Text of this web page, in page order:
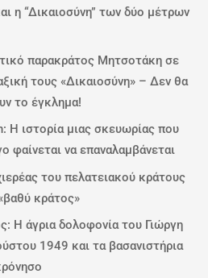
η “Δικαιοσύνη” των δύο μέτρων
παρακράτος Μητσοτάκη σε
τους «Δικαιοσύνη» – Δεν θα
το έγκλημα!
Η ιστορία μιας σκευωρίας που
φαίνεται να επαναλαμβάνεται
του πελατειακού κράτους
κράτος»
Η άγρια δολοφονία του Γιώργη
1949 και τα βασανιστήρια